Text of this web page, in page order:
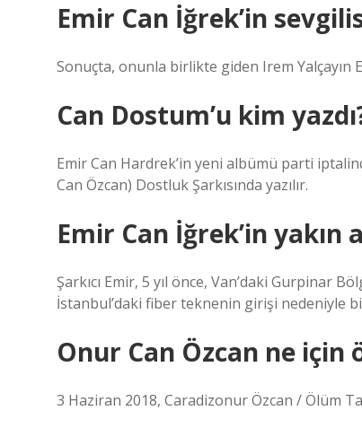
Emir Can İğrek’in
Sonuçta, onunla birlikte giden Irem Yalçayın
Can Dostum’u kim
Emir Can Hardrek’in yeni albümü parti
Can Özcan) Dostluk Şarkısında yazılır.
Emir Can İğrek’in yakın
Şarkıcı Emir, 5 yıl önce, Van’daki Gurpinar
İstanbul’daki fiber teknenin girişi nedeniyle
Onur Can Özcan ne için
3 Haziran 2018, Caradizonur Özcan / Ölüm